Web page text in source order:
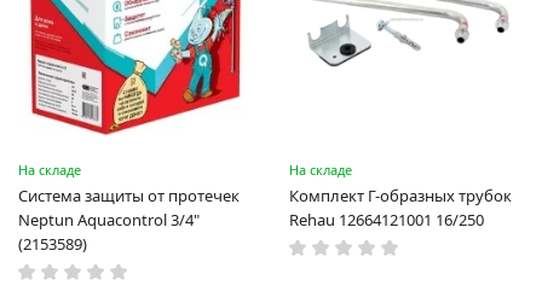
На складе
Система защиты от протечек
Neptun Aquacontrol 3/4"
(2153589)
На складе
Комплект Г-образных трубок
Rehau 12664121001 16/250